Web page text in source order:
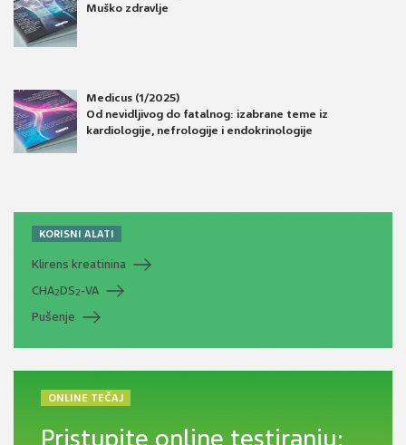
Muško zdravlje
Medicus (1/2025)
Od nevidljivog do fatalnog: izabrane teme iz
kardiologije, nefrologije i endokrinologije
KORISNI ALATI
Klirens kreatinina
CHA2DS2-VA
Pušenje
ONLINE TEČAJ
Pristupite online testiranju: